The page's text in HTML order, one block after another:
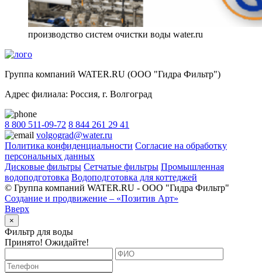
производство систем очистки воды water.ru
Группа компаний WATER.RU (ООО "Гидра Фильтр")
Адрес филиала: Россия, г. Волгоград
8 800 511-09-72 8 844 261 29 41
volgograd@water.ru
Политика конфиденциальности Согласие на обработку
персональных данных
Дисковые фильтры Сетчатые фильтры Промышленная
водоподготовка Водоподготовка для коттеджей
© Группа компаний WATER.RU - ООО "Гидра Фильтр"
Создание и продвижение – «Позитив Арт»
Вверх
×
Фильтр для воды
Принято! Ожидайте!